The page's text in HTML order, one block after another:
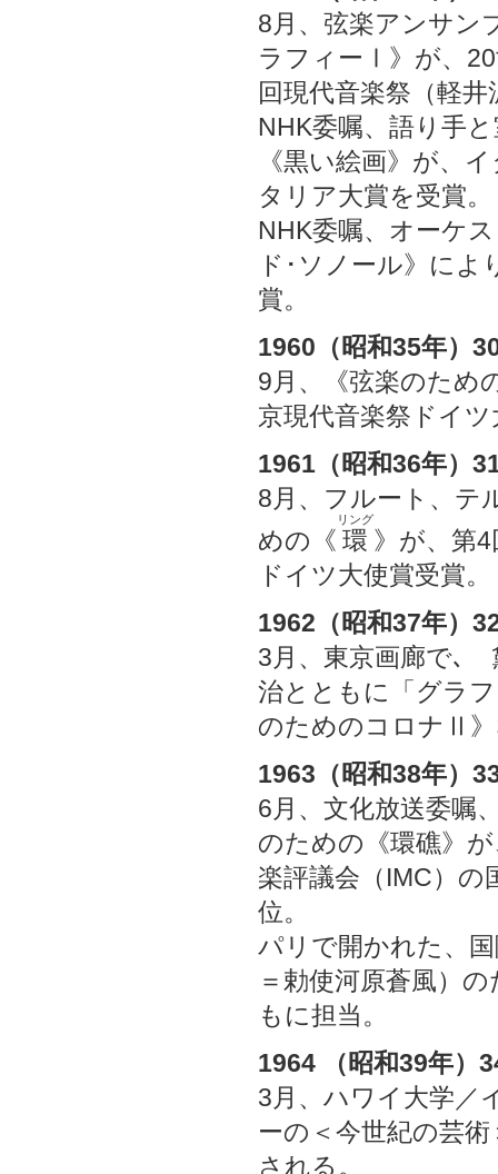
8月、弦楽アンサン
ラフィーⅠ》が、
回現代音楽祭（軽
NHK委嘱、語り手
《黒い絵画》が、
タリア大賞を受賞。
NHK委嘱、オーケ
ド･ソノール》によ
賞。
1960（昭和35年）
9月、《弦楽のため
京現代音楽祭ドイ
1961（昭和36年）
8月、フルート、テ
めの《 環
リング
》が、第
ドイツ大使賞受賞
1962（昭和37年）
3月、東京画廊で
治とともに「グラ
のためのコロナⅡ》
1963（昭和38年）
6月、文化放送委嘱
のための《環礁》
楽評議会（IMC）の
位。
パリで開かれた、
＝勅使河原蒼風）
もに担当。
1964 （昭和39年）
3月、ハワイ大学／
ーの＜今世紀の芸
される。